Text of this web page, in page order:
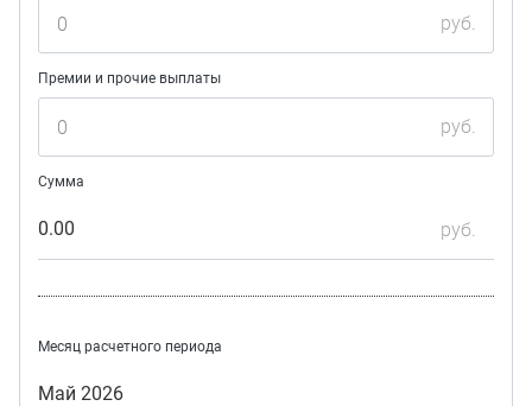
руб.
Премии и прочие выплаты
руб.
Сумма
0.00 руб.
Месяц расчетного периода
Май 2026